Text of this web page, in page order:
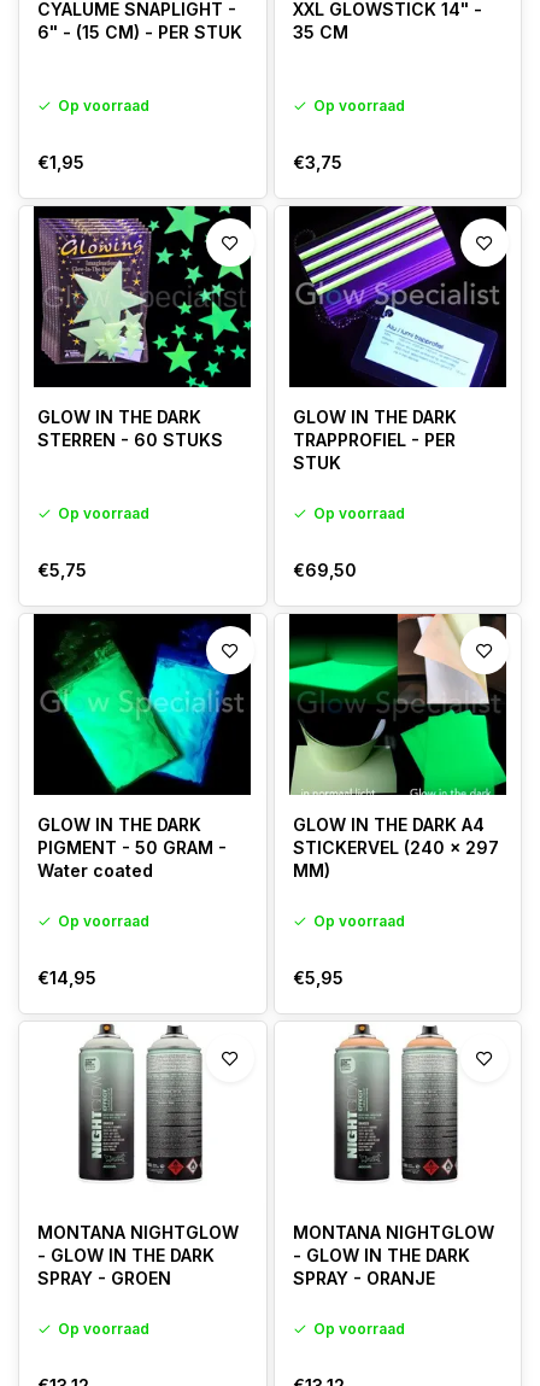
CYALUME SNAPLIGHT -
6" - (15 CM) - PER STUK
Op voorraad
€1,95
XXL GLOWSTICK 14" -
35 CM
Op voorraad
€3,75
GLOW IN THE DARK
STERREN - 60 STUKS
Op voorraad
€5,75
GLOW IN THE DARK
TRAPPROFIEL - PER
STUK
Op voorraad
€69,50
GLOW IN THE DARK
PIGMENT - 50 GRAM -
Water coated
Op voorraad
€14,95
GLOW IN THE DARK A4
STICKERVEL (240 x 297
MM)
Op voorraad
€5,95
MONTANA NIGHTGLOW
- GLOW IN THE DARK
SPRAY - GROEN
Op voorraad
MONTANA NIGHTGLOW
- GLOW IN THE DARK
SPRAY - ORANJE
Op voorraad